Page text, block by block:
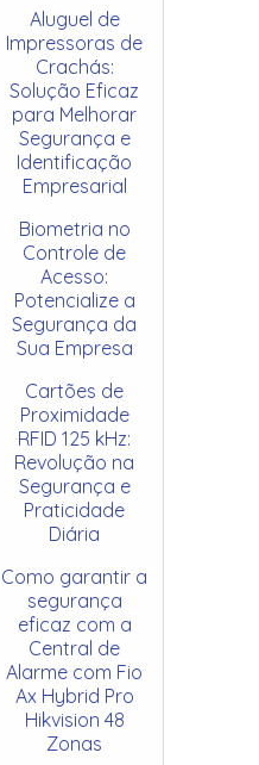
Aluguel de
Impressoras de
Crachás:
Solução Eficaz
para Melhorar
Segurança e
Identificação
Empresarial
Biometria no
Controle de
Acesso:
Potencialize a
Segurança da
Sua Empresa
Cartões de
Proximidade
RFID 125 kHz:
Revolução na
Segurança e
Praticidade
Diária
Como garantir a
segurança
eficaz com a
Central de
Alarme com Fio
Ax Hybrid Pro
Hikvision 48
Zonas